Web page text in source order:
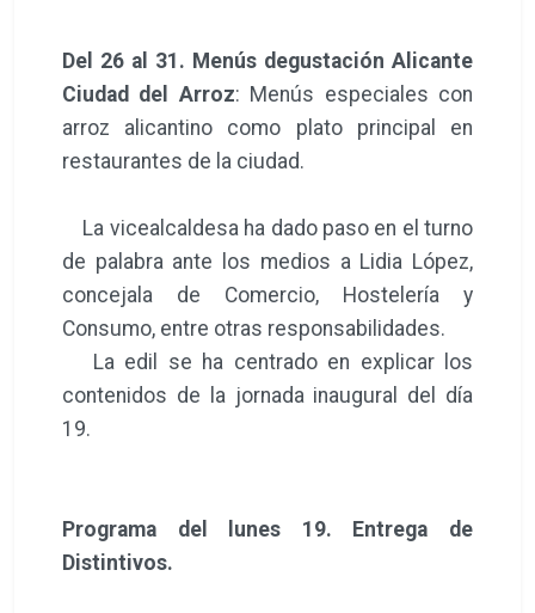
Del 26 al 31. Menús degustación Alicante
Ciudad del Arroz: Menús especiales con
arroz alicantino como plato principal en
restaurantes de la ciudad.
La vicealcaldesa ha dado paso en el turno
de palabra ante los medios a Lidia López,
concejala de Comercio, Hostelería y
Consumo, entre otras responsabilidades.
La edil se ha centrado en explicar los
contenidos de la jornada inaugural del día
19.
Programa del lunes 19. Entrega de
Distintivos.